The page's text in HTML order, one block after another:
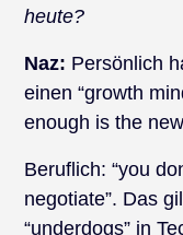
heute?
Naz: Persönlich
einen “growth
enough is the
Beruflich: “you
negotiate”. Das
“underdogs” in